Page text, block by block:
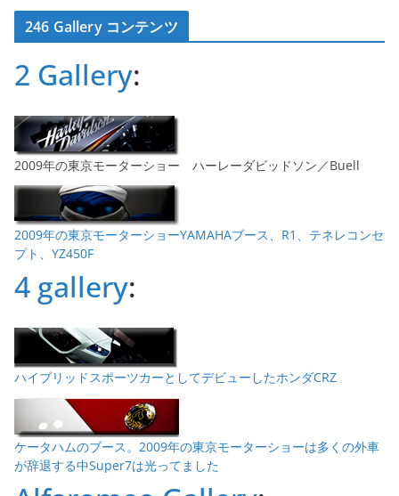
カ
イ246 Gallery コンテンツ
2 Gallery:
2009年の東京モーターショー ハーレーダビッドソン／Buell
2009年の東京モーターショーYAMAHAブース、R1、テネレコンセ
プト、YZ450F
4 gallery:
ハイブリッドスポーツカーとしてデビューしたホンダCRZ
ケータハムのブース。2009年の東京モーターショーは多くの外車
が辞退する中Super7は光ってました